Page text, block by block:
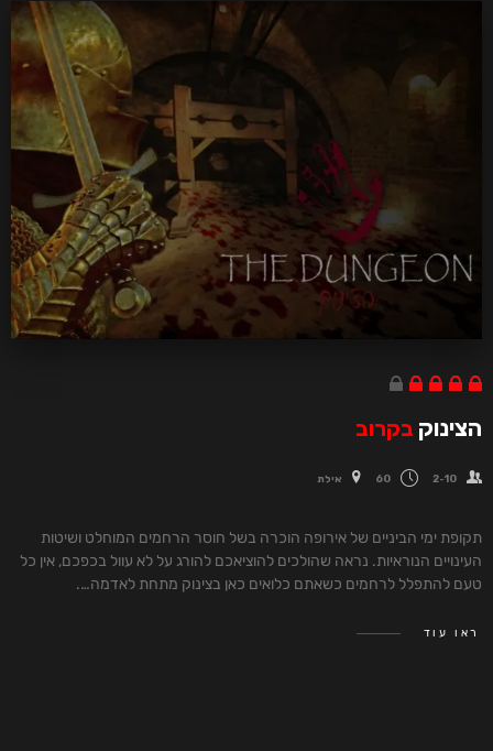
הצינוק בקרוב
60 אילת
תקופת ימי הביניים של אירופה הוכרה בשל חוסר הרחמים המוחלט ושיטות
העינויים הנוראיות. נראה שהולכים להוציאכם להורג על לא עוול בכפכם, אין כל
טעם להתפלל לרחמים כשאתם כלואים כאן בצינוק מתחת לאדמה….
ראו עוד